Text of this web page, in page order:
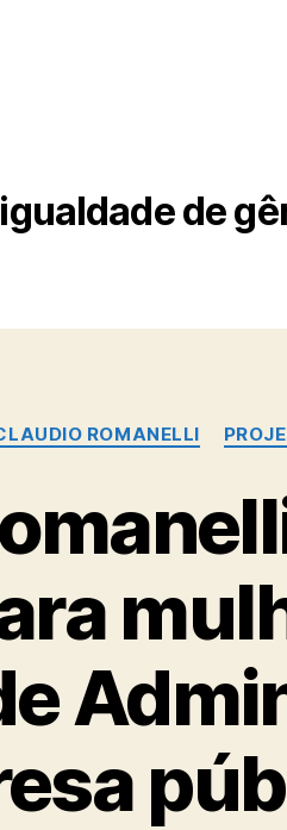
igualdade de
Categorias
ROMANELLI